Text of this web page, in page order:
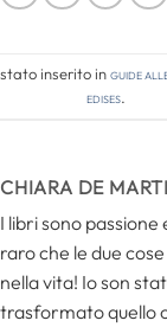
inserito inGuide
edises.
CHIARA DE
I libri sono
raro che le due
nella vita! Io son
trasformato quello